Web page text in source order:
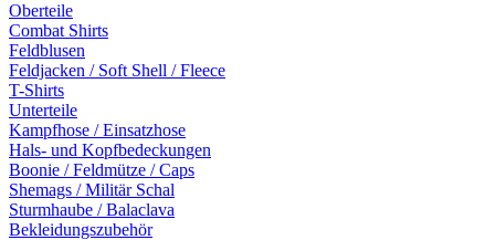
Oberteile
Combat Shirts
Feldblusen
Feldjacken / Soft Shell / Fleece
T-Shirts
Unterteile
Kampfhose / Einsatzhose
Hals- und Kopfbedeckungen
Boonie / Feldmütze / Caps
Shemags / Militär Schal
Sturmhaube / Balaclava
Bekleidungszubehör